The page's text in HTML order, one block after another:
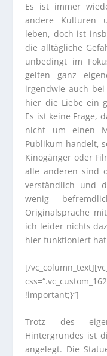
Es ist immer
andere Kulturen
leben, doch ist
die alltägliche
unbedingt im
gelten ganz
irgendwie auch
hier die Liebe ein
Es ist keine Frage,
nicht um einen
Publikum handelt,
Kinogänger oder
alle anderen sind
verständlich und
wenig
Originalsprache
ich leider nichts
hier funktioniert
[/
!important;}“]
Trotz des
Hintergrundes ist
angelegt. Die